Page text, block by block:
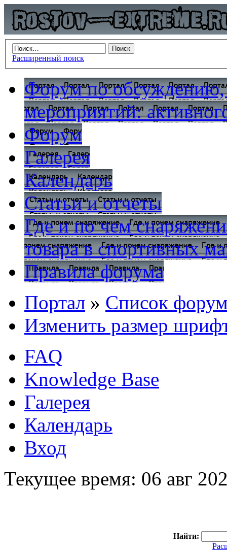
Расширенный поиск
Форум по обсуждению,
мероприятий:
Форум
Галерея
Календарь
Статьи и отчеты
Где и по чем
товара в спортивных
Правила форума
Портал » Список
Изменить размер
FAQ
Knowledge Base
Галерея
Календарь
Вход
Текущее время: 06 авг
Найти: